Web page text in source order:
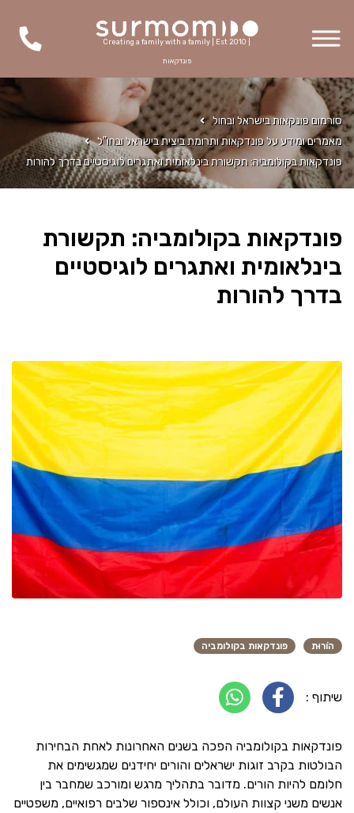
Creating a family with a family | Est 2010 |
פונדקאות
סורמום פונקאות בישראל ובחול
מאמרים ומידע על פונדקאות ותרומת ביצית בישראל ובחו"ל
פונדקאות בקולומביה: תקשורת בינלאומית ואתגרים לוגיסטיים בדרך להורות
פונדקאות בקולומביה: תקשורת
בינלאומית ואתגרים לוגיסטיים
בדרך להורות
הוֹרוּת פונדקאות בקולומביה
שיתוף :
פונדקאות בקולומביה הפכה בשנים האחרונות לאחת הבחירות
הבולטות בקרב זוגות ישראלים והורים יחידנים שמגשימים את
חלומם להיות הורים. מדובר בתהליך מרגש ומורכב שמחבר בין
אנשים משני קצוות העולם, וכולל אינספור שלבים רפואיים, משפטיים